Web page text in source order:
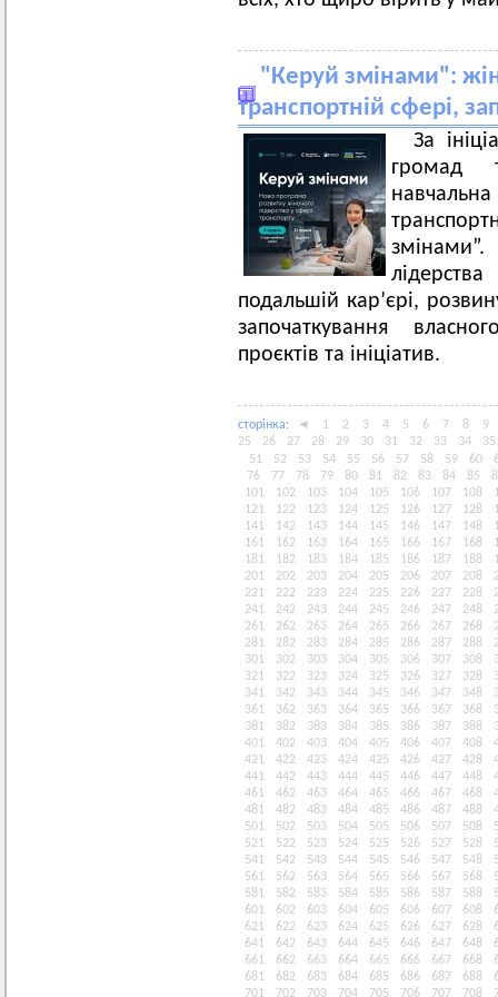
"Керуй змінами":
транспортній сфері,
За
громад
подальшій кар’єрі,
започаткування
проєктів та ініціатив.
сторiнка: ◄ 1 2 3 4 5 6 7 8
9
25
26 27 28 29 30 31 32 33 34
35
51
52 53 54 55 56 57 58 59 60
76
77 78 79 80 81 82 83 84 85
101
102 103 104 105 106 107 108
121
122 123 124 125 126 127 128
141
142 143 144 145 146 147 148
161
162 163 164 165 166 167 168
181
182 183 184 185 186 187 188
201
202 203 204 205 206 207 208
221
222 223 224 225 226 227 228
241
242 243 244 245 246 247 248
261
262 263 264 265 266 267 268
281
282 283 284 285 286 287 288
301
302 303 304 305 306 307 308
321
322 323 324 325 326 327 328
341
342 343 344 345 346 347 348
361
362 363 364 365 366 367 368
381
382 383 384 385 386 387 388
401
402 403 404 405 406 407 408
421
422 423 424 425 426 427 428
441
442 443 444 445 446 447 448
461
462 463 464 465 466 467 468
481
482 483 484 485 486 487 488
501
502 503 504 505 506 507 508
521
522 523 524 525 526 527 528
541
542 543 544 545 546 547 548
561
562 563 564 565 566 567 568
581
582 583 584 585 586 587 588
601
602 603 604 605 606 607 608
621
622 623 624 625 626 627 628
641
642 643 644 645 646 647 648
661
662 663 664 665 666 667 668
681
682 683 684 685 686 687 688
701
702 703 704 705 706 707 708